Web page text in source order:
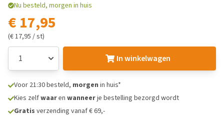
Nu besteld, morgen in huis
€ 17,95
(€ 17,95 / st)
In winkelwagen
Voor 21:30 besteld, morgen in huis*
Kies zelfwaaren wanneerje bestelling bezorgd wordt
Gratis verzending vanaf € 69,-